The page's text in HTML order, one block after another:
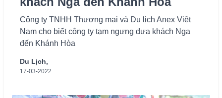
Công ty TNHH Thương mại và Du lịch Anex Việt
Nam cho biết công ty tạm ngưng đưa khách Nga
đến Khánh Hòa
Du Lịch,
17-03-2022